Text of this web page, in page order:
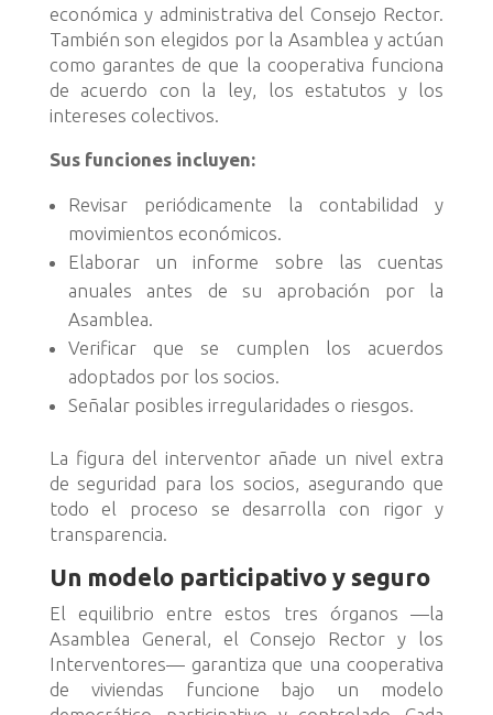
económica y administrativa del Consejo Rector.
También son elegidos por la Asamblea y actúan
como garantes de que la cooperativa funciona
de acuerdo con la ley, los estatutos y los
intereses colectivos.
Sus funciones incluyen:
Revisar periódicamente la contabilidad y
movimientos económicos.
Elaborar un informe sobre las cuentas
anuales antes de su aprobación por la
Asamblea.
Verificar que se cumplen los acuerdos
adoptados por los socios.
Señalar posibles irregularidades o riesgos.
La figura del interventor añade un nivel extra
de seguridad para los socios, asegurando que
todo el proceso se desarrolla con rigor y
transparencia.
Un modelo participativo y seguro
El equilibrio entre estos tres órganos —la
Asamblea General, el Consejo Rector y los
Interventores— garantiza que una cooperativa
de viviendas funcione bajo un modelo